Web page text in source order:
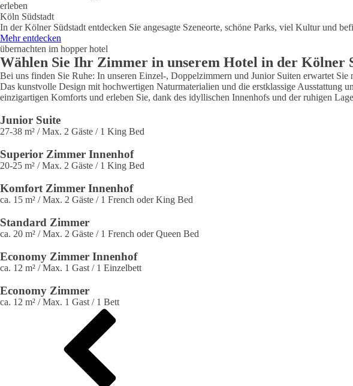
erleben
Köln Südstadt
In der Kölner Südstadt entdecken Sie angesagte Szeneorte, schöne Parks, viel Kultur
Mehr entdecken
übernachten im hopper hotel
Wählen Sie Ihr Zimmer in unserem Hotel in der Kölner
Bei uns finden Sie Ruhe: In unseren Einzel-, Doppelzimmern und Junior Suiten erwartet
Das kunstvolle Design mit hochwertigen Naturmaterialien und die erstklassige Ausstattung
einzigartigen Komforts und erleben Sie, dank des idyllischen Innenhofs und der ruhigen
Junior Suite
27-38 m² /Max. 2 Gäste / 1 King Bed
Superior Zimmer Innenhof
20-25 m² /Max. 2 Gäste / 1 King Bed
Komfort Zimmer Innenhof
ca. 15 m² /Max. 2 Gäste / 1 French oder King Bed
Standard Zimmer
ca. 20 m² /Max. 2 Gäste / 1 French oder Queen Bed
Economy Zimmer Innenhof
ca. 12 m² /Max. 1 Gast/ 1 Einzelbett
Economy Zimmer
ca. 12 m² /Max. 1 Gast/ 1 Bett